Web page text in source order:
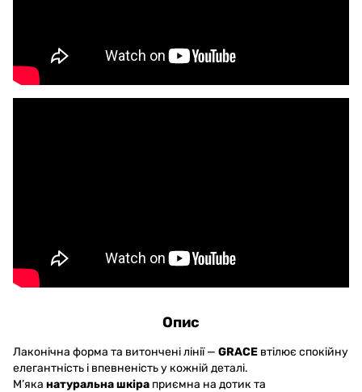
Опис
Лаконічна форма та витончені лінії — GRACE втілює спокійну
елегантність і впевненість у кожній деталі.
М’яка натуральна шкіра приємна на дотик та